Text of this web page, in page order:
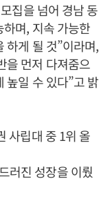
집을 넘어 경남 동
며, 지속 가능한
하게 될 것”이라며,
을 먼저 다져줌으
높일 수 있다”고 밝
사립대 중 1위 올
러진 성장을 이뤘